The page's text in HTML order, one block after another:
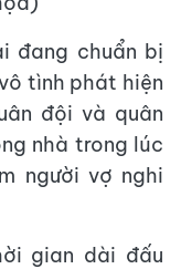
đang chuẩn bị
tình phát hiện
đội và quân
nhà trong lúc
người vợ nghi
gian dài đấu